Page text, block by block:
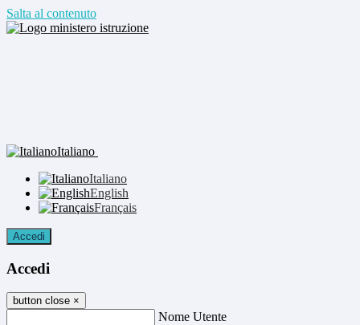
Salta al contenuto
Italiano
Italiano
English
Français
Accedi
Accedi
button close ×
Nome Utente